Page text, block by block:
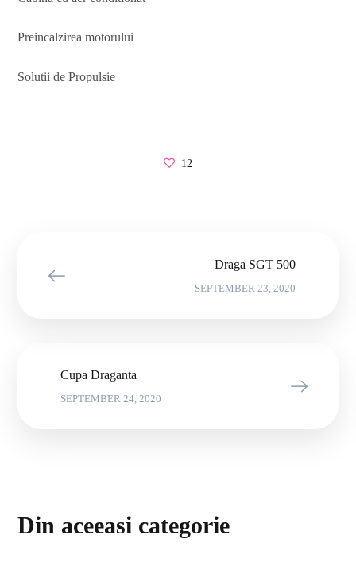
Preincalzirea motorului
Solutii de Propulsie
12
Draga SGT 500
SEPTEMBER 23, 2020
Cupa Draganta
SEPTEMBER 24, 2020
Din aceeasi categorie